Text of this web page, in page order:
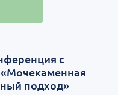
с
подход»